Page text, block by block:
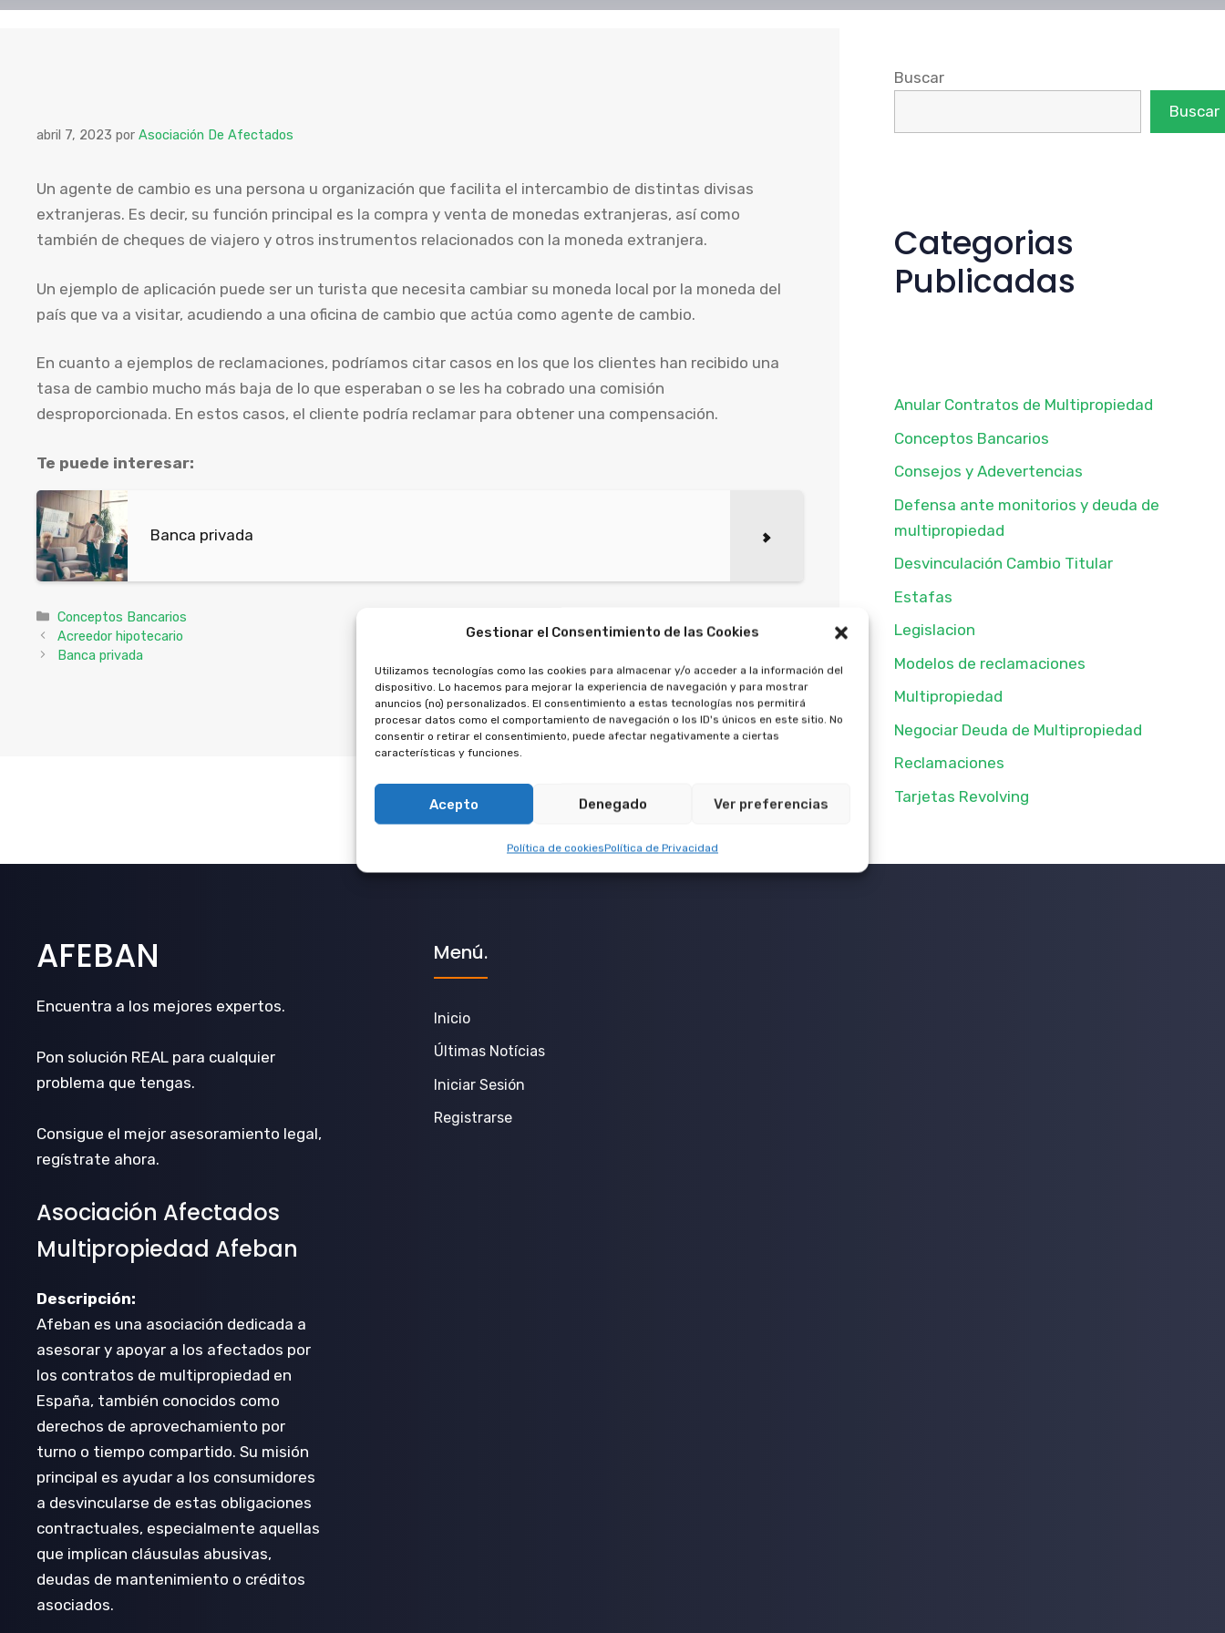
Gestionar el Consentimiento de las Cookies
Utilizamos tecnologías como las cookies para almacenar y/o acceder a la información del
dispositivo. Lo hacemos para mejorar la experiencia de navegación y para mostrar
anuncios (no) personalizados. El consentimiento a estas tecnologías nos permitirá
procesar datos como el comportamiento de navegación o los ID's únicos en este sitio. No
consentir o retirar el consentimiento, puede afectar negativamente a ciertas
características y funciones.
Acepto Denegado Ver preferencias
Política de cookiesPolítica de Privacidad
abril 7, 2023 por Asociación De Afectados
Un agente de cambio es una persona u organización que facilita el intercambio de distintas divisas
extranjeras. Es decir, su función principal es la compra y venta de monedas extranjeras, así como
también de cheques de viajero y otros instrumentos relacionados con la moneda extranjera.
Un ejemplo de aplicación puede ser un turista que necesita cambiar su moneda local por la moneda del
país que va a visitar, acudiendo a una oficina de cambio que actúa como agente de cambio.
En cuanto a ejemplos de reclamaciones, podríamos citar casos en los que los clientes han recibido una
tasa de cambio mucho más baja de lo que esperaban o se les ha cobrado una comisión
desproporcionada. En estos casos, el cliente podría reclamar para obtener una compensación.
Te puede interesar:
Banca privada
Categorías
Conceptos Bancarios
Acreedor hipotecario
Banca privada
Buscar
Buscar
Categorias
Publicadas
Anular Contratos de Multipropiedad
Conceptos Bancarios
Consejos y Adevertencias
Defensa ante monitorios y deuda de
multipropiedad
Desvinculación Cambio Titular
Estafas
Legislacion
Modelos de reclamaciones
Multipropiedad
Negociar Deuda de Multipropiedad
Reclamaciones
Tarjetas Revolving
AFEBAN
Encuentra a los mejores expertos.
Pon solución REAL para cualquier
problema que tengas.
Consigue el mejor asesoramiento legal,
regístrate ahora.
Asociación Afectados
Multipropiedad Afeban
Descripción:
Afeban es una asociación dedicada a
asesorar y apoyar a los afectados por
los contratos de multipropiedad en
España, también conocidos como
derechos de aprovechamiento por
turno o tiempo compartido. Su misión
principal es ayudar a los consumidores
a desvincularse de estas obligaciones
contractuales, especialmente aquellas
que implican cláusulas abusivas,
deudas de mantenimiento o créditos
asociados.
Menú.
Inicio
Últimas Notícias
Iniciar Sesión
Registrarse